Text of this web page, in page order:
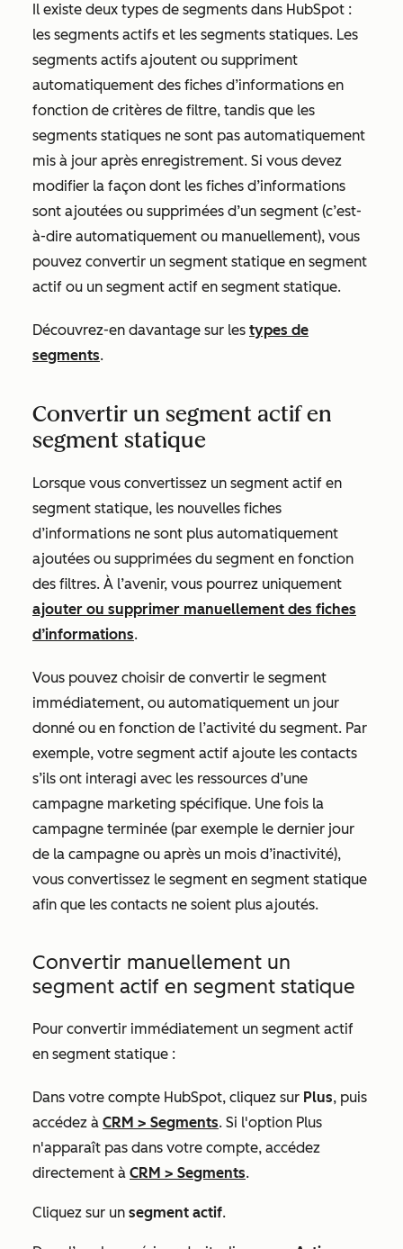
Il existe deux types de segments dans HubSpot :
les segments actifs et les segments statiques. Les
segments actifs ajoutent ou suppriment
automatiquement des fiches d’informations en
fonction de critères de filtre, tandis que les
segments statiques ne sont pas automatiquement
mis à jour après enregistrement. Si vous devez
modifier la façon dont les fiches d’informations
sont ajoutées ou supprimées d’un segment (c’est-
à-dire automatiquement ou manuellement), vous
pouvez convertir un segment statique en segment
actif ou un segment actif en segment statique.
Découvrez-en davantage sur les types de
segments.
Convertir un segment actif en
segment statique
Lorsque vous convertissez un segment actif en
segment statique, les nouvelles fiches
d’informations ne sont plus automatiquement
ajoutées ou supprimées du segment en fonction
des filtres. À l’avenir, vous pourrez uniquement
ajouter ou supprimer manuellement des fiches
d’informations.
Vous pouvez choisir de convertir le segment
immédiatement, ou automatiquement un jour
donné ou en fonction de l’activité du segment. Par
exemple, votre segment actif ajoute les contacts
s’ils ont interagi avec les ressources d’une
campagne marketing spécifique. Une fois la
campagne terminée (par exemple le dernier jour
de la campagne ou après un mois d’inactivité),
vous convertissez le segment en segment statique
afin que les contacts ne soient plus ajoutés.
Convertir manuellement un
segment actif en segment statique
Pour convertir immédiatement un segment actif
en segment statique :
Dans votre compte HubSpot, cliquez sur Plus, puis
accédez à CRM > Segments. Si l'option Plus
n'apparaît pas dans votre compte, accédez
directement à CRM > Segments.
Cliquez sur un segment actif.